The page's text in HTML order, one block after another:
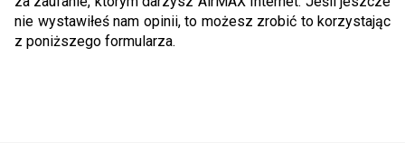
nie wystawiłeś nam opinii, to możesz zrobić to korzystając
z poniższego formularza.